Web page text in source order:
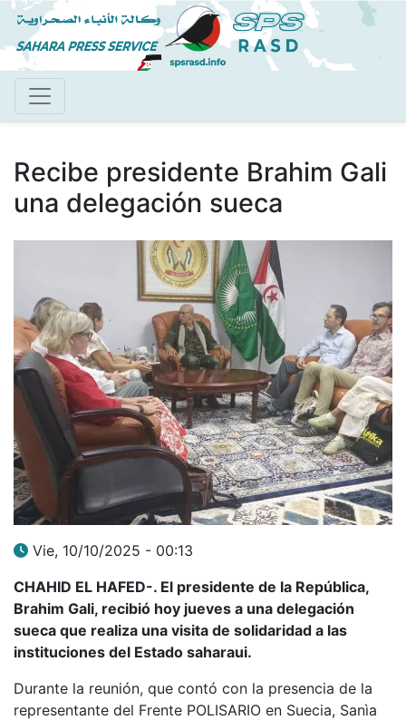
Pasar
al
contenido
Recibe presidente Brahim Gali
una delegación sueca
Vie, 10/10/2025 - 00:13
CHAHID EL HAFED-. El presidente de la República,
Brahim Gali, recibió hoy jueves a una delegación
sueca que realiza una visita de solidaridad a las
instituciones del Estado saharaui.
Durante la reunión, que contó con la presencia de la
representante del Frente POLISARIO en Suecia, Sanìa